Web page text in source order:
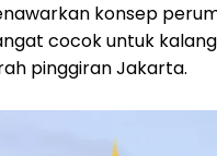
konsep
cocok untuk
pinggiran Jakarta.